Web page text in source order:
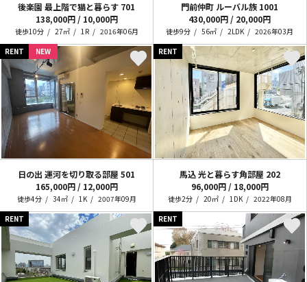
後楽園 最上階で猫と暮らす 701
138,000円 / 10,000円
徒歩10分 27㎡ 1R 2016年06月
門前仲町 ルーバル族 1001
430,000円 / 20,000円
徒歩9分 56㎡ 2LDK
2026年03月
RENT
NEW
日の出 運河を切り取る部屋 501
165,000円 / 12,000円
徒歩4分 34㎡ 1K 2007年09月
RENT
馬込 光と暮らす角部屋 202
96,000円 / 18,000円
徒歩2分 20㎡ 1DK
2022年08月
RENT
RENT